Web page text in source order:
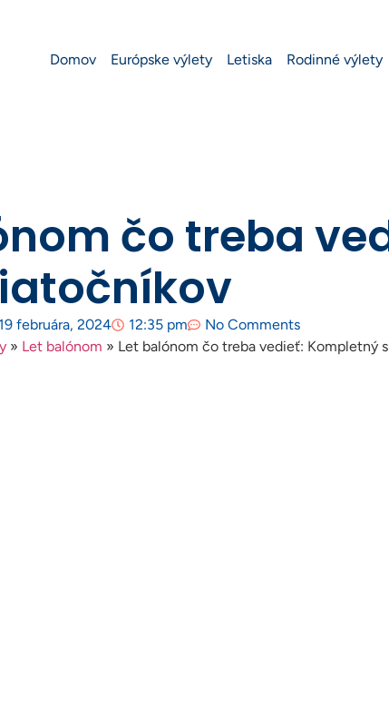
Domov Európske výlety Letiska Rodinné výlety
čo treba
19 februára, 2024 12:35 pm
No Comments
» Let balónom » Let balónom čo treba vedieť: Kompletný